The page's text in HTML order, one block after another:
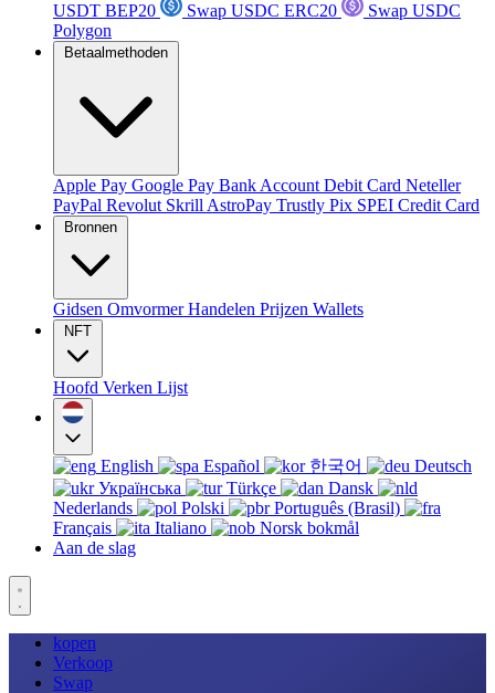
USDT BEP20
Swap USDC ERC20
Swap USDC
Polygon
Betaalmethoden
Apple Pay Google Pay Bank Account Debit Card Neteller
PayPal Revolut Skrill AstroPay Trustly Pix SPEI Credit Card
Bronnen
Gidsen OmvormerHandelen Prijzen Wallets
NFT
Hoofd Verken Lijst
English Español 한국어
Deutsch
Українська
Türkçe
Dansk
Nederlands
Polski
Português (Brasil)
Français
Italiano
Norsk bokmål
Aan de slag
kopen
Verkoop
Swap